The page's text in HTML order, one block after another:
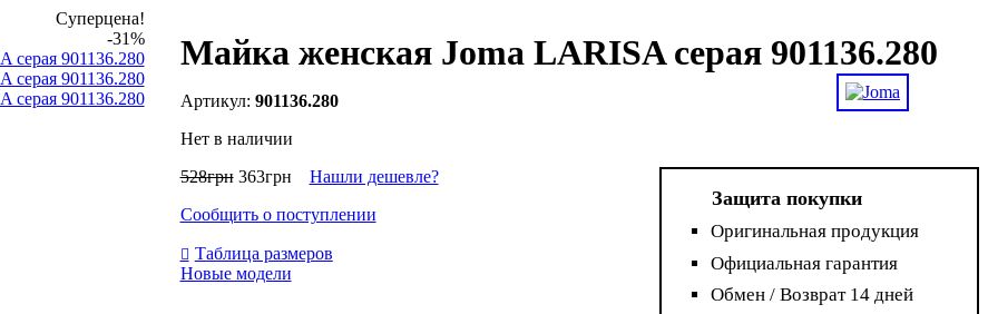
Суперцена!
-31%
Майка женская Joma LARISA серая 901136.280
901136.280
Нет в наличии
528грн 363грн
Нашли дешевле?
Сообщить о поступлении
Таблица размеров
Новые модели
Защита покупки
Оригинальная продукция
Официальная гарантия
Обмен / Возврат 14 дней